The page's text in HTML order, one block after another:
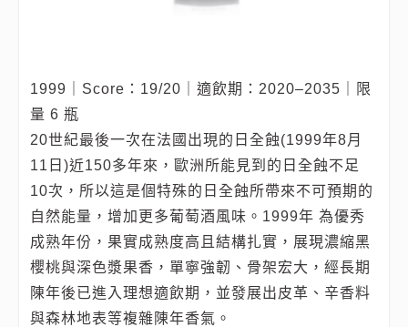
1999｜Score：19/20｜適飲期：2020–2035｜限
量 6 瓶
20世紀最後一次在法國出現的日全蝕(1999年8月
11日)近150多年來，歐洲所能見到的日全蝕不足
10次，所以這是個特殊的日全蝕所帶來不可預期的
自然能量，增加更多葡萄酒風味。1999年 為優秀
成熟年份，果實成熟度高且結構扎實，展現濃縮黑
櫻桃與深色漿果香，單寧強韌、骨架宏大，經長期
陳年後已進入理想適飲期，並發展出皮革、辛香料
與森林地表等複雜陳年香氣。